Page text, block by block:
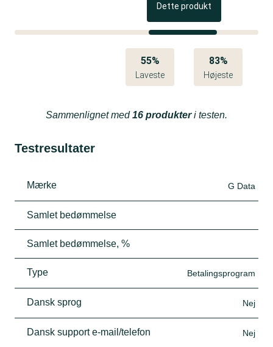
Dette produkt
55%
Laveste
83%
Højeste
Sammenlignet med16 produkteri testen.
Testresultater
Mærke G Data
Samlet bedømmelse
Samlet bedømmelse, %
Type Betalingsprogram
Dansk sprog Nej
Dansk support e-mail/telefon Nej